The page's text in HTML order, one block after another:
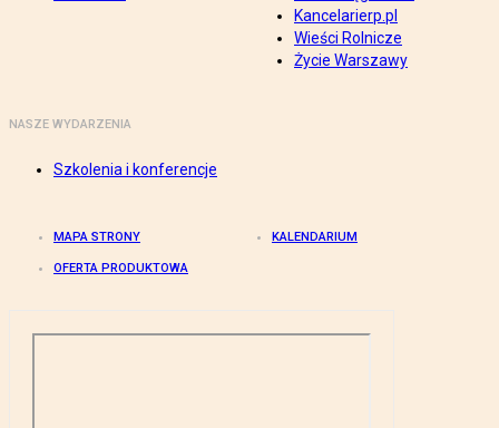
Kancelarierp.pl
Wieści Rolnicze
Życie Warszawy
NASZE WYDARZENIA
Szkolenia i konferencje
MAPA STRONY KALENDARIUM
OFERTA PRODUKTOWA